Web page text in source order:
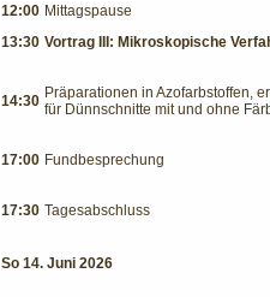
12:00
13:30
Mittagspause
Vortrag III: Mikroskopische
14:30 Präparationen in Azofarbstoffen,
für Dünnschnitte mit und ohne
17:00 Fundbesprechung
17:30 Tagesabschluss
So 14. Juni 2026